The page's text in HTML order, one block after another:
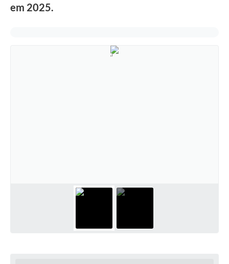
Publicações
Plano Municipal de Enfrentamento da Pandemia em
Decorrência de COVID-19 Educação - Adesão ao
em 2025.